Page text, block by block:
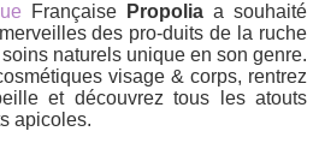
Française Propolia a souhaité
des pro-duits de la ruche
naturels unique en son genre.
visage & corps, rentrez
et découvrez tous les atouts
apicoles.